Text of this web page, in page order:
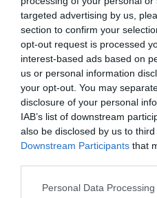
targeted advertising by us,
section to confirm your
opt-out request is processed
interest-based ads based on
us or personal information
your opt-out. You may
disclosure of your personal
IAB’s list of downstream
also be disclosed by us to
Downstream Participants that
Personal Data
Larueà 0.98 km du point 11
Chevilly-Larue à 0.56 km du point 11
Cachanà 1.65 km du point 11
Vieux-Maisonsà 1.33 km du point 12
Le Pont-d"Antonyà 1.79 km du point
Wissousà 1.33 km du point 12
Le Petit Massyà 1.41 km du point 13
Bellenotà 3.38 km du point 14
Pouilly-en-Auxoisà 1.54 km du point
Thoisy-le-Désertà 1.38 km du point 14
Créanceyà 3.07 km du point 15
Plombièresà 1.16 km du point 16
à 1.16 km du